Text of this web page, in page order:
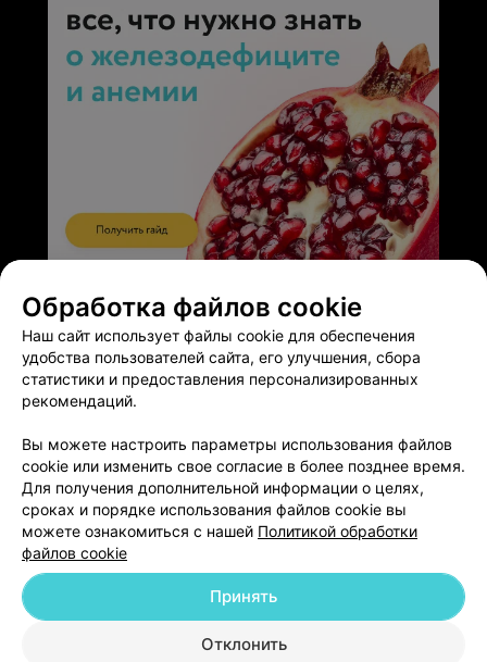
врачей и сказать: «Огромное спасибо!» Бондаренко
Светлане Юрьевне, что лечила в реанимации моего
малыша. Разумной Людмиле Марковне, что лечила
меня проверяя каждый орган после операции.
Вакульчик Людмиле Ивановне, что сделала кесарево
сечение, достала мою крошечку целой и невредимой,
аккуратно разрезала и зашила. А так же всему
остальному персоналу!Низкий вам поклон!Вы
Добавить специалиста
Медицинский маркетинг
Публичный договор
Обработка файлов cookie
Наш сайт использует файлы cookie для обеспечения
удобства пользователей сайта, его улучшения, сбора
статистики и предоставления персонализированных
рекомендаций.
Вы можете настроить параметры использования файлов
cookie или изменить свое согласие в более позднее время.
Для получения дополнительной информации о целях,
сроках и порядке использования файлов cookie вы
можете ознакомиться с нашей Политикой обработки
файлов cookie
Отклонить
Принять